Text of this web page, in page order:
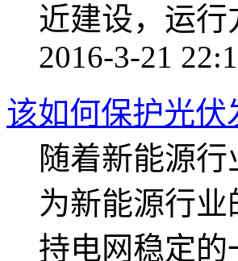
近建设，运行
2016-3-21
该如何保护光伏
随着新能源
为新能源行
持电网稳定